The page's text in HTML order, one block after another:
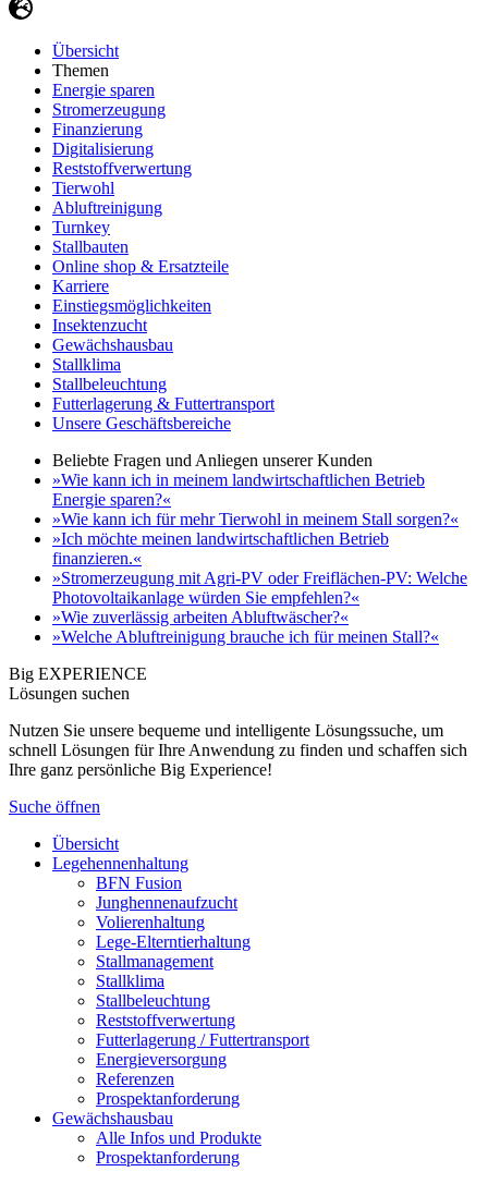
Übersicht
Themen
Energie sparen
Stromerzeugung
Finanzierung
Digitalisierung
Reststoffverwertung
Tierwohl
Abluftreinigung
Turnkey
Stallbauten
Online shop & Ersatzteile
Karriere
Einstiegsmöglichkeiten
Insektenzucht
Gewächshausbau
Stallklima
Stallbeleuchtung
Futterlagerung & Futtertransport
Unsere Geschäftsbereiche
Beliebte Fragen und Anliegen unserer Kunden
»Wie kann ich in meinem landwirtschaftlichen Betrieb
Energie sparen?«
»Wie kann ich für mehr Tierwohl in meinem Stall sorgen?«
»Ich möchte meinen landwirtschaftlichen Betrieb
finanzieren.«
»Stromerzeugung mit Agri-PV oder Freiflächen-PV: Welche
Photovoltaikanlage würden Sie empfehlen?«
»Wie zuverlässig arbeiten Abluftwäscher?«
»Welche Abluftreinigung brauche ich für meinen Stall?«
Big EXPERIENCE
Lösungen suchen
Nutzen Sie unsere bequeme und intelligente Lösungssuche, um
schnell Lösungen für Ihre Anwendung zu finden und schaffen sich
Ihre ganz persönliche Big Experience!
Suche öffnen
Übersicht
Legehennenhaltung
BFN Fusion
Junghennenaufzucht
Volierenhaltung
Lege-Elterntierhaltung
Stallmanagement
Stallklima
Stallbeleuchtung
Reststoffverwertung
Futterlagerung / Futtertransport
Energieversorgung
Referenzen
Prospektanforderung
Gewächshausbau
Alle Infos und Produkte
Prospektanforderung